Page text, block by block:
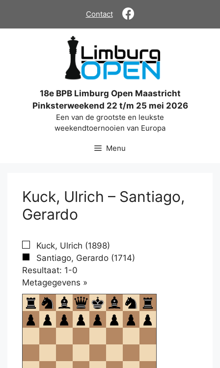
de
Contact
18e BPB Limburg Open Maastricht
Pinksterweekend 22 t/m 25 mei 2026
Een van de grootste en leukste
weekendtoernooien van Europa
Menu
Kuck, Ulrich – Santiago,
Gerardo
Kuck, Ulrich (1898)
Santiago, Gerardo (1714)
Resultaat: 1-0
Metagegevens »
om
te
openen.